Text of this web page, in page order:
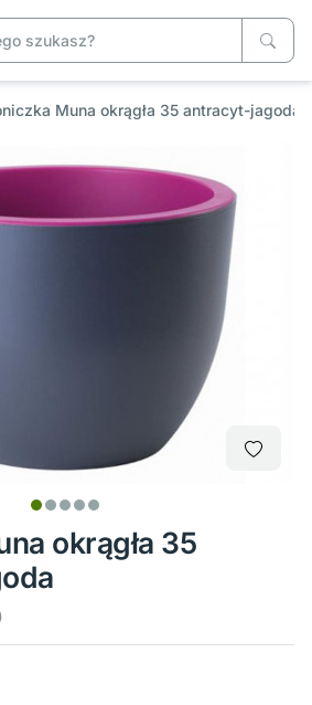
Muna okrągła 35 antracyt-jagoda
okrągła 35